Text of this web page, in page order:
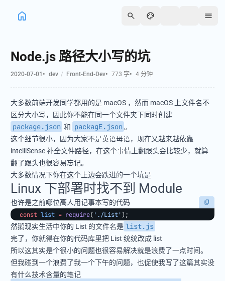
Node.js 路径大小写的坑
2020-07-01 • dev Front-End-Dev• 773 字• 4 分钟
大多数前端开发同学都用的是 macOS ，然而 macOS 上文件名不
区分大小写，因此你不能在同一个文件夹下同时创建
package.json 和 packagE.json 。
这个细节很小，因为大家不是英语母语，现在又越来越依靠
intelliSense 补全文件路径，在这个事情上翻跟头会比较少，就算
翻了跟头也很容易忘记。
大多数情况下你在这个上边会跌进的一个坑是
Linux 下部署时找不到 Module
也许是之前哪位高人用记事本写的代码
const list = require( './List');
然鹅现实生活中你的 List 的文件名是 list.js
完了，你就得在你的代码库里把 List 统统改成 list
所以这其实是个很小的问题也很容易解决就是浪费了一点时间。
但我碰到一个浪费了我一个下午的问题，也促使我写了这篇其实没
有什么技术含量的笔记